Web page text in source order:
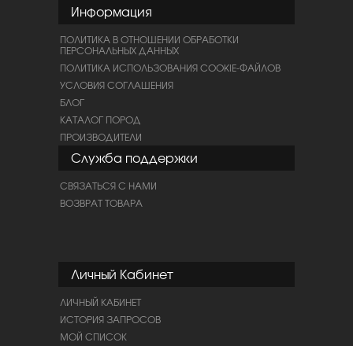
Информация
ПОЛИТИКА В ОТНОШЕНИИ ОБРАБОТКИ
ПЕРСОНАЛЬНЫХ ДАННЫХ
ПОЛИТИКА ИСПОЛЬЗОВАНИЯ COOKIE-ФАЙЛОВ
УСЛОВИЯ СОГЛАШЕНИЯ
БЛОГ
КАТАЛОГ ПОРОД
ПРОИЗВОДИТЕЛИ
Служба поддержки
СВЯЗАТЬСЯ С НАМИ
ВОЗВРАТ ТОВАРА
Личный Кабинет
ЛИЧНЫЙ КАБИНЕТ
ИСТОРИЯ ЗАПРОСОВ
МОЙ СПИСОК